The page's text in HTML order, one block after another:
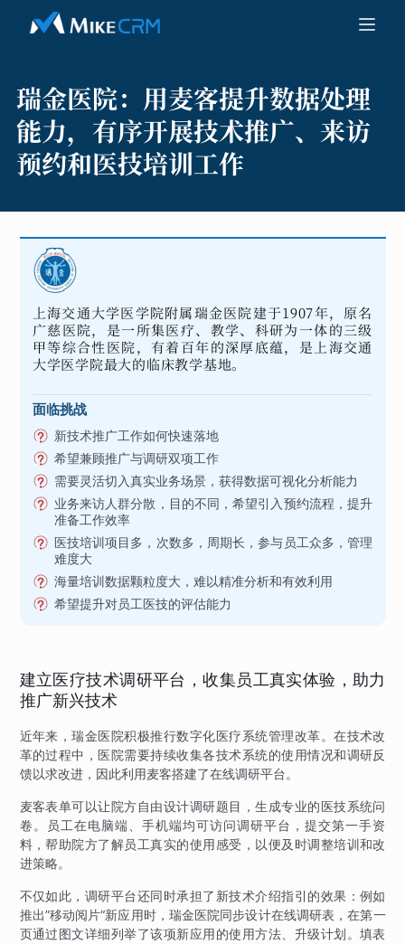
瑞金医院： 用麦客提升数据处理
能力，有序开展技术推广、来访
预约和医技培训工作
上海交通大学医学院附属瑞金医院建于1907年，原名
广慈医院，是一所集医疗、教学、科研为一体的三级
甲等综合性医院，有着百年的深厚底蕴，是上海交通
大学医学院最大的临床教学基地。
面临挑战
新技术推广工作如何快速落地
希望兼顾推广与调研双项工作
需要灵活切入真实业务场景，获得数据可视化分析能力
业务来访人群分散，目的不同，希望引入预约流程，提升
准备工作效率
医技培训项目多，次数多，周期长，参与员工众多，管理
难度大
海量培训数据颗粒度大，难以精准分析和有效利用
希望提升对员工医技的评估能力
建立医疗技术调研平台，收集员工真实体验，助力
推广新兴技术
近年来，瑞金医院积极推行数字化医疗系统管理改革。在技术改
革的过程中，医院需要持续收集各技术系统的使用情况和调研反
馈以求改进，因此利用麦客搭建了在线调研平台。
麦客表单可以让院方自由设计调研题目，生成专业的医技系统问
卷。员工在电脑端、手机端均可访问调研平台，提交第一手资
料，帮助院方了解员工真实的使用感受，以便及时调整培训和改
进策略。
不仅如此，调研平台还同时承担了新技术介绍指引的效果：例如
推出”移动阅片“新应用时，瑞金医院同步设计在线调研表，在第一
页通过图文详细列举了该项新应用的使用方法、升级计划。填表